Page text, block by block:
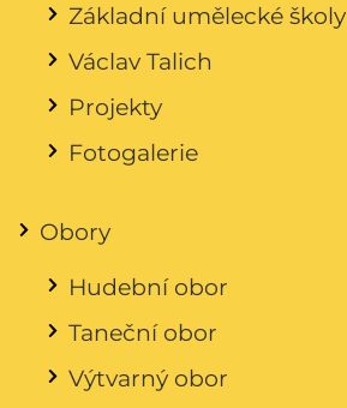
Základní umělecké školy
Václav Talich
Projekty
Fotogalerie
Obory
Hudební obor
Taneční obor
Výtvarný obor